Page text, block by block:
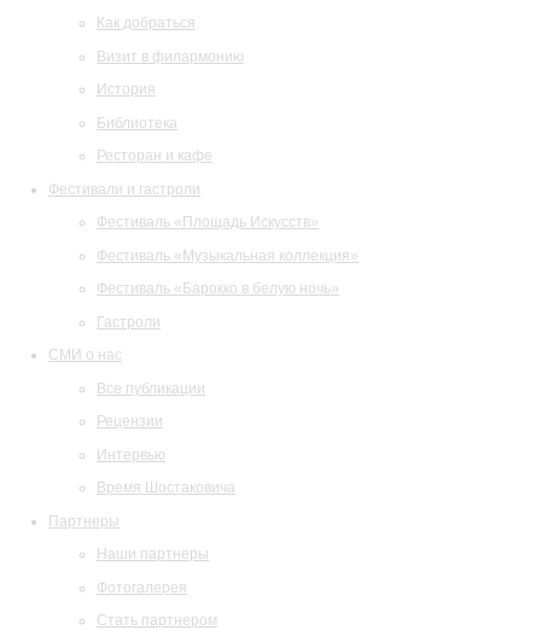
Как добраться
Визит в филармонию
История
Библиотека
Ресторан и кафе
Фестивали и гастроли
Фестиваль «Площадь Искусств»
Фестиваль «Музыкальная коллекция»
Фестиваль «Барокко в белую ночь»
Гастроли
СМИ о нас
Все публикации
Рецензии
Интервью
Время Шостаковича
Партнеры
Наши партнеры
Фотогалерея
Стать партнером